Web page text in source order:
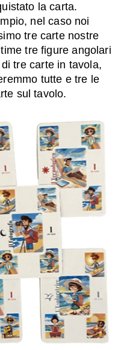
la carta.
nel caso noi
tre carte nostre
tre figure angolari
tre carte in tavola,
tutte e tre le
sul tavolo.